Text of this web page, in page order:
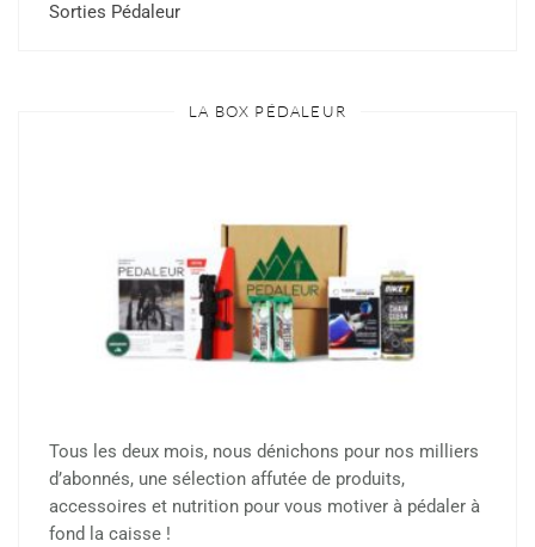
Sorties Pédaleur
LA BOX PÉDALEUR
Tous les deux mois, nous dénichons pour nos milliers
d’abonnés, une sélection affutée de produits,
accessoires et nutrition pour vous motiver à pédaler à
fond la caisse !